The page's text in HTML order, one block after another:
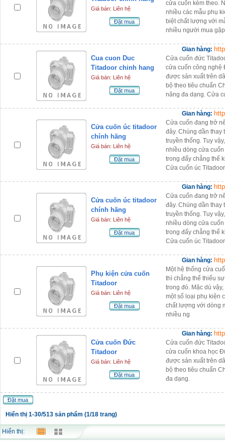
Giá bán: Liên hệ
Đặt mua
cửa cuốn kèm theo.
nhiều các mẫu phụ
biệt chất lượng với
nhiều người mua
Cua cuon Duc
Titadoor chinh hang
Giá bán: Liên hệ
Đặt mua
Gian hàng:
Cửa cuốn đức
cửa cuốn công nghệ
được sản xuất trên
bộ theo tiêu chuẩn
năng đa dạng. Cửa
Cửa cuốn úc titadoor
chính hãng
Giá bán: Liên hệ
Đặt mua
Gian hàng:
Cửa cuốn đang trở
đây. Chúng dần thay
truyền thống. Tuy
nhiều dòng cửa
trong đấy chẳng thể
Cửa cuốn úc
Cửa cuốn úc titadoor
chính hãng
Giá bán: Liên hệ
Đặt mua
Gian hàng:
Cửa cuốn đang trở
đây. Chúng dần thay
truyền thống. Tuy
nhiều dòng cửa
trong đấy chẳng thể
Cửa cuốn úc
Phụ kiện cửa cuốn
Titadoor
Giá bán: Liên hệ
Đặt mua
Gian hàng:
Một hệ thống cửa
thì chẳng thể thiếu
trong đó. Mặc dù
một số loại phụ kiện
chất lượng với dòng
nhiều ng
Cửa cuốn Đức
Titadoor
Giá bán: Liên hệ
Đặt mua
Gian hàng:
Cửa cuốn đức
cửa cuốn khoa học
được sản xuất trên
bộ theo tiêu chuẩn
đa dạng.
Đặt mua
Hiển thị 1-30/513 sản phẩm (1/18 trang)
Hiển thị: